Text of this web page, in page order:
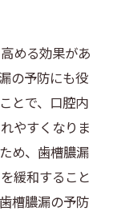
める効果があ
の予防にも役
とで、口腔内
やすくなりま
め、歯槽膿漏
緩和すること
槽膿漏の予防